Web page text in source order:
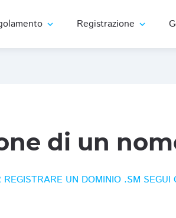
expand_more Registrazione expand_more
di un
REGISTRARE UN DOMINIO .SM SEGUI